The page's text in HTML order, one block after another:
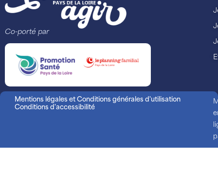
Co-porté par
Mentions légales et Conditions générales d'utilisation
Conditions d'accessibilité